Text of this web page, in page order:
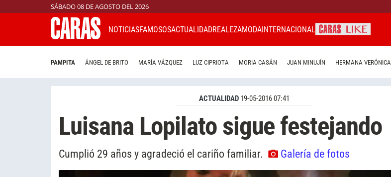
SÁBADO 08 DE AGOSTO DEL 2026
NOTICIASFAMOSOSACTUALIDADREALEZAMODAINTERNACIONAL
PAMPITA ÁNGEL DE BRITO MARÍA VÁZQUEZ LUZ CIPRIOTA MORIA CASÁN JUAN MINUJÍN HERMANA VERÓNICA
ACTUALIDAD 19-05-2016 07:41
Luisana Lopilato sigue festejando
Cumplió 29 años y agradeció el cariño familiar. Galería de fotos